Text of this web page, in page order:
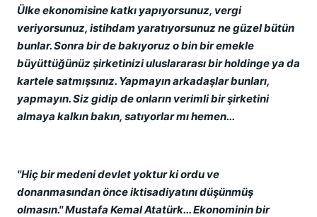
Ülke ekonomisine katkı yapıyorsunuz, vergi
veriyorsunuz, istihdam yaratıyorsunuz ne güzel bütün
bunlar. Sonra bir de bakıyoruz o bin bir emekle
büyüttüğünüz şirketinizi uluslararası bir holdinge ya da
kartele satmışsınız. Yapmayın arkadaşlar bunları,
yapmayın. Siz gidip de onların verimli bir şirketini
almaya kalkın bakın, satıyorlar mı hemen...
''Hiç bir medeni devlet yoktur ki ordu ve
donanmasından önce iktisadiyatını düşünmüş
olmasın.'' Mustafa Kemal Atatürk... Ekonominin bir